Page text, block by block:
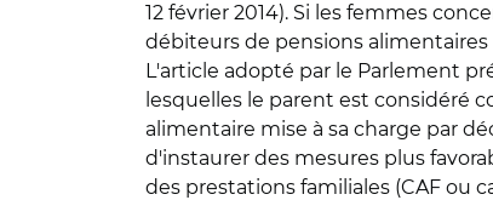
12 février 2014). Si les femmes
débiteurs de pensions
L'article adopté par le Parlement
lesquelles le parent est considéré
alimentaire mise à sa charge par
d'instaurer des mesures plus
des prestations familiales (CAF ou